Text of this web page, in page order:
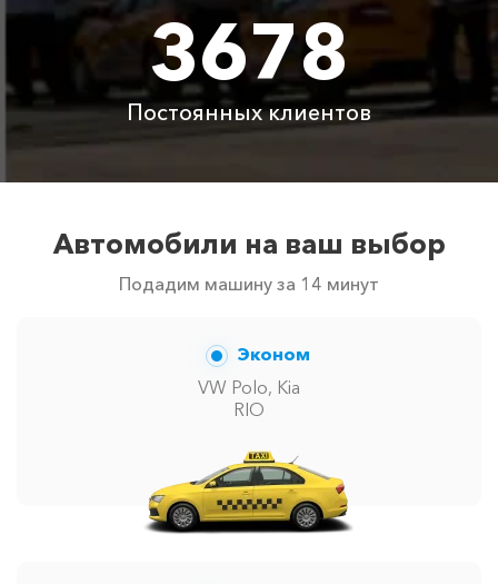
Аренда автомобиля
3800 ₽ 4700 ₽ 6300 ₽
Цены по акции ограничены количеством свободных
автомобилей в г Солнечногорское. Точную цену вам
3678
Постоянных клиентов
Автомобили на ваш выбор
Подадим машину за 14 минут
Эконом
VW Polo, Kia
RIO